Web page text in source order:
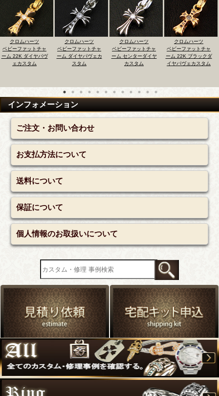
ーツ
ットチャ
イヤパヴ
クロムハーツ
ベビーファットチャ
ーム ダイヤパヴェカ
クロムハーツ
ベビーファットチャ
ーム センターダイヤ
クロムハーツ
ベビーファットチャ
ーム 22K ブラックダ
イヤパヴェカスタム
ベビーフ
ーム（新
ヴェダイ
インフォメーション
ご注文・お問い合わせ
お支払方法について
送料について
保証について
個人情報のお取扱いについて